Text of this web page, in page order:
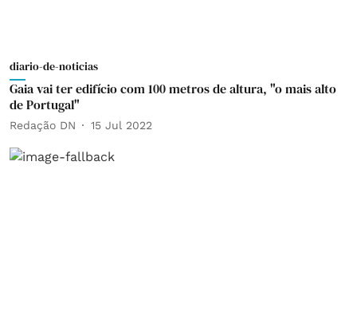
diario-de-noticias
Gaia vai ter edifício com 100 metros de altura, "o mais alto
de Portugal"
Redação DN 15 Jul 2022